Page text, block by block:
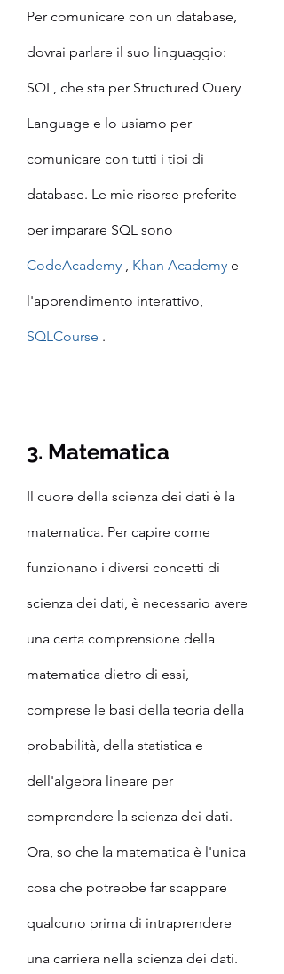
Per comunicare con un database,
dovrai parlare il suo linguaggio:
SQL, che sta per Structured Query
Language e lo usiamo per
comunicare con tutti i tipi di
database. Le mie risorse preferite
per imparare SQL sono
CodeAcademy Khan Academy e
l'apprendimento interattivo,
SQLCourse .
3. Matematica
Il cuore della scienza dei dati è la
matematica. Per capire come
funzionano i diversi concetti di
scienza dei dati, è necessario avere
una certa comprensione della
matematica dietro di essi,
comprese le basi della teoria della
probabilità, della statistica e
dell'algebra lineare per
comprendere la scienza dei dati.
Ora, so che la matematica è l'unica
cosa che potrebbe far scappare
qualcuno prima di intraprendere
una carriera nella scienza dei dati.